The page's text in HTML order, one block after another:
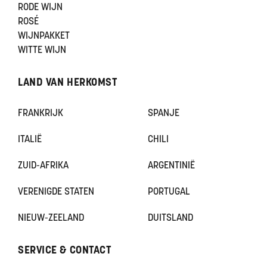
RODE WIJN
ROSÉ
WIJNPAKKET
WITTE WIJN
LAND VAN HERKOMST
FRANKRIJK SPANJE
ITALIË CHILI
ZUID-AFRIKA ARGENTINIË
VERENIGDE STATEN PORTUGAL
NIEUW-ZEELAND DUITSLAND
SERVICE & CONTACT